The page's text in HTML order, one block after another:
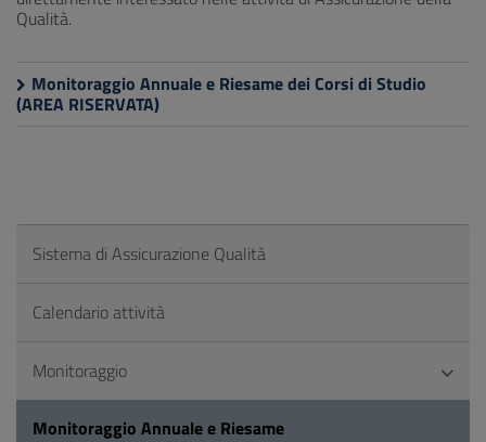
Qualità.
Monitoraggio Annuale e Riesame dei Corsi di Studio
(AREA RISERVATA)
Sistema di Assicurazione Qualità
Calendario attività
Monitoraggio
Monitoraggio Annuale e Riesame